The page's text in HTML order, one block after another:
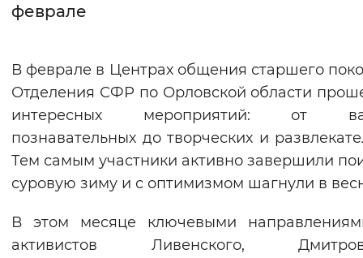
Цвет сайта
Монохромный Инверсивный
Синий фон
Включены Выключены
феврале
В феврале в Центрах общения старшего
Отделения СФР по Орловской области
интересных мероприятий: от
познавательных до творческих и
Тем самым участники активно завершили
суровую зиму и с оптимизмом шагнули в
В этом месяце ключевыми
активистов Ливенского,